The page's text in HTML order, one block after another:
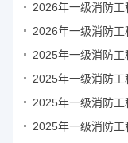
2026年一级消防
2026年一级消防工
2025年一级消防工